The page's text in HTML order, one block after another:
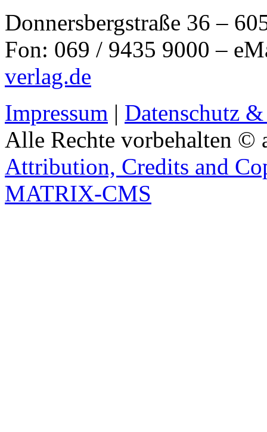
Donnersbergstraße 36 –
Fon: 069 / 9435 9000 –
verlag.de
Impressum | Datenschutz
Alle Rechte vorbehalten ©
Attribution, Credits and
MATRIX-CMS